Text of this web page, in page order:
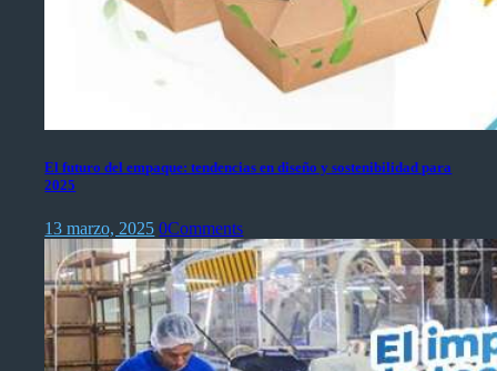
El futuro del empaque: tendencias en diseño y sostenibilidad para
2025
13 marzo, 2025 0Comments